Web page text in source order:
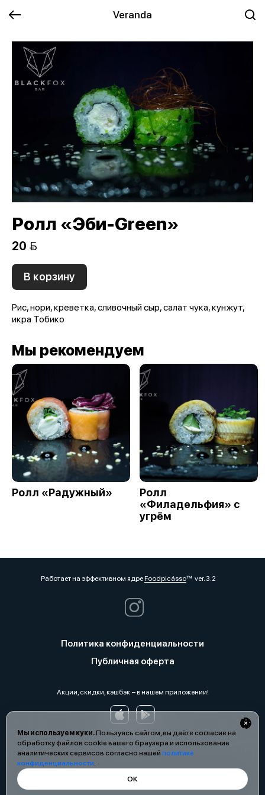
Veranda
Мы используем куки.Пользуясь сайтом, вы даёте согласие на
обработку файлов cookie вашего браузера и использование
аналитических сервисов согласно нашей политике
конфиденциальности.
ОК
Ролл «Эби-Green»
20 
В корзину
Рис, нори, креветка, сливочный сыр, салат чука, кунжут,
икра Тобико
Мы рекомендуем
Ролл «Радужный»
Ролл
«Филадельфия» с
угрём
Работает на эффективном ядреFoodpicássover. 3.2
Политика конфиденциальности
Публичная оферта
Акции, скидки, кэшбэк − в нашем приложении!